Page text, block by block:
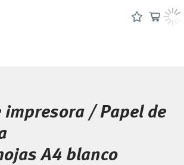
impresora / Papel de
A4 blanco